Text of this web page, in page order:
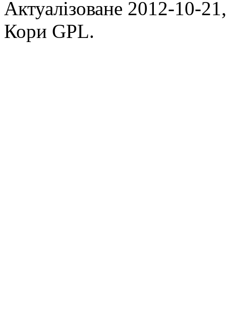
Актуалізоване 2012-10-
Кори GPL.